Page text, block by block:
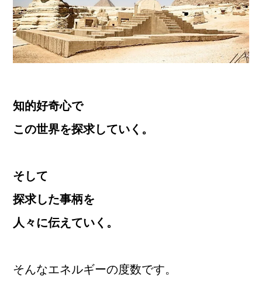
知的好奇心で
この世界を探求していく。
そして
探求した事柄を
人々に伝えていく。
そんなエネルギーの度数です。